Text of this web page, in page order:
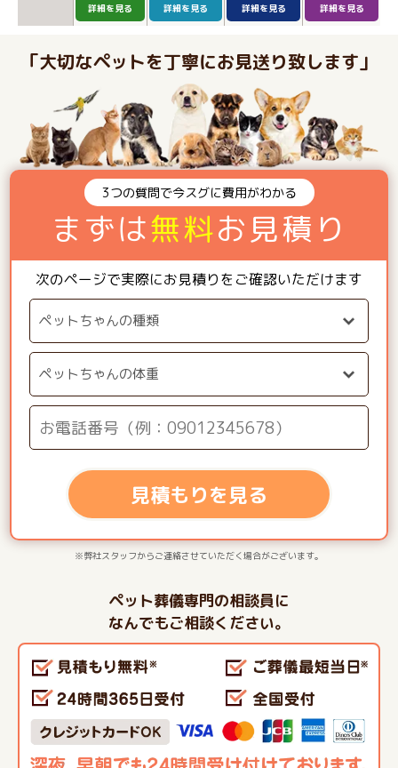
詳細を見る 詳細を見る 詳細を見る 詳細を見る
「大切なペットを丁寧にお見送り致します」
3つの質問で今スグに費用がわかる
まずは無料お見積り
次のページで実際にお見積りをご確認いただけます
見積もりを見る
※弊社スタッフからご連絡させていただく場合がございます。
ペット葬儀専門の相談員に
なんでもご相談ください。